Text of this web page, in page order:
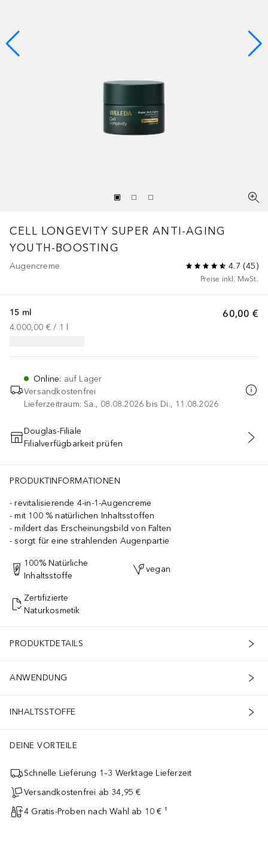
CELL LONGEVITY SUPER ANTI-AGING
YOUTH-BOOSTING
Augencreme 4.7 (45)
Preise inkl. MwSt.
60,00 €
15 ml
4.000,00 € / 1
Online: auf Lager
Versandkostenfrei
Lieferzeitraum: Sa., 08.08.2026 bis Di., 11.08.2026
IN DEN WARENKORB
Douglas-Filiale
Filialverfügbarkeit prüfen
PRODUKTINFORMATIONEN
revitalisierende 4-in-1-Augencreme
mit 100 % natürlichen Inhaltsstoffen
mildert das Erscheinungsbild von Falten
sorgt für eine strahlenden Augenpartie
100% Natürliche
Inhaltsstoffe
vegan
Zertifizierte
Naturkosmetik
PRODUKTDETAILS
ANWENDUNG
INHALTSSTOFFE
DEINE VORTEILE
Schnelle Lieferung 1–3 Werktage Lieferzeit
Versandkostenfrei ab 34,95 €
4 Gratis-Proben nach Wahl ab 10 € ¹